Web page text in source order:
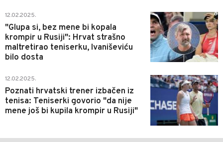
12.02.2025.
"Glupa si, bez mene bi kopala
krompir u Rusiji": Hrvat strašno
maltretirao teniserku, Ivaniševiću
bilo dosta
0
12.02.2025.
Poznati hrvatski trener izbačen iz
tenisa: Teniserki govorio "da nije
mene još bi kupila krompir u Rusiji"
1